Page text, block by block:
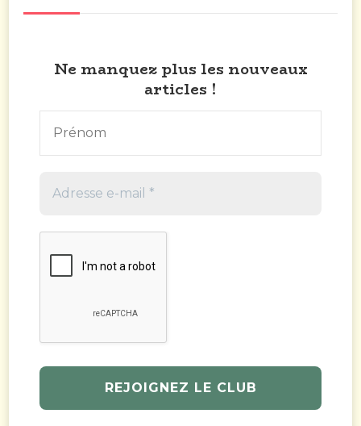
Ne manquez plus les nouveaux
articles !